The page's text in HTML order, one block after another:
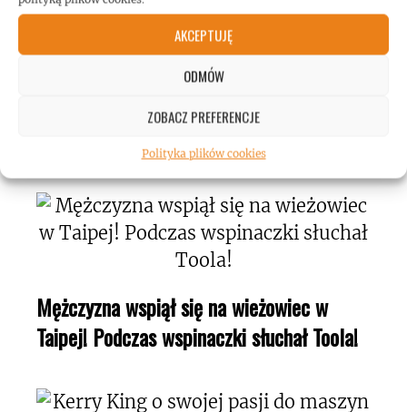
AKCEPTUJĘ
ODMÓW
ZOBACZ PREFERENCJE
Polityka plików cookies
Gary Holt: biografia gitarzysty dostępna w
Mężczyzna wspiął się na wieżowiec w
Taipej! Podczas wspinaczki słuchał Toola!